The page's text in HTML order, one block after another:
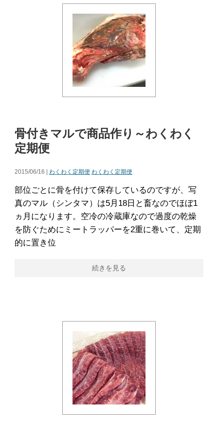
骨付きマルで商品作り～わくわく
定期便
2015/06/16 | わくわく定期便 わくわく定期便
部位ごとに骨を付けて保存しているのですが、写
真のマル（シンタマ）は5月18日と畜なのでほぼ1
ヵ月になります。空冷の冷蔵庫なので過度の乾燥
を防ぐためにミートラッパーを2重に巻いて、定期
的に置き位
続きを見る